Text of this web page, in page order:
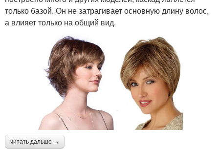
только базой. Он не затрагивает основную длину волос,
а влияет только на общий вид.
читать дальше →